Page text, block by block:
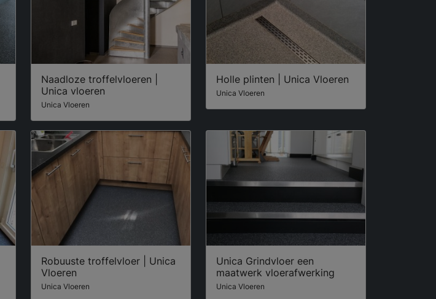
Naadloze troffelvloeren |
Unica vloeren
Unica Vloeren
Holle plinten | Unica Vloeren
Unica Vloeren
Robuuste troffelvloer | Unica
Vloeren
Unica Vloeren
Unica Grindvloer een
maatwerk vloerafwerking
Unica Vloeren